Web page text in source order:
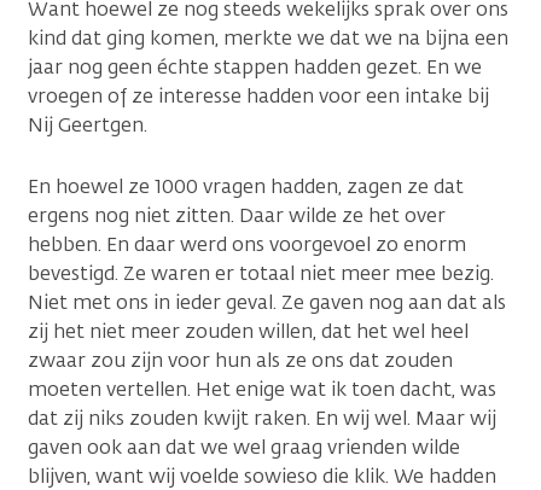
Want hoewel ze nog steeds wekelijks sprak over ons
kind dat ging komen, merkte we dat we na bijna een
jaar nog geen échte stappen hadden gezet. En we
vroegen of ze interesse hadden voor een intake bij
Nij Geertgen.
En hoewel ze 1000 vragen hadden, zagen ze dat
ergens nog niet zitten. Daar wilde ze het over
hebben. En daar werd ons voorgevoel zo enorm
bevestigd. Ze waren er totaal niet meer mee bezig.
Niet met ons in ieder geval. Ze gaven nog aan dat als
zij het niet meer zouden willen, dat het wel heel
zwaar zou zijn voor hun als ze ons dat zouden
moeten vertellen. Het enige wat ik toen dacht, was
dat zij niks zouden kwijt raken. En wij wel. Maar wij
gaven ook aan dat we wel graag vrienden wilde
blijven, want wij voelde sowieso die klik. We hadden